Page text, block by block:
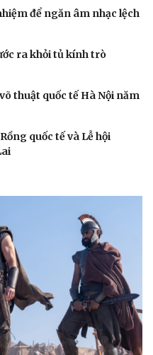
để ngăn âm nhạc lệch
ra khỏi tủ kính trò
thuật quốc tế Hà Nội năm
quốc tế và Lễ hội